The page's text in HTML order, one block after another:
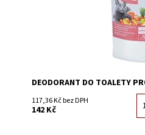
DEODORANT DO TOALETY
117,36 Kč bez DPH
142 Kč